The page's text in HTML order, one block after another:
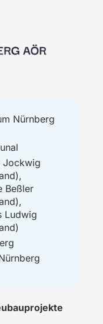
Nürnberg
Jockwig
Beßler
Ludwig